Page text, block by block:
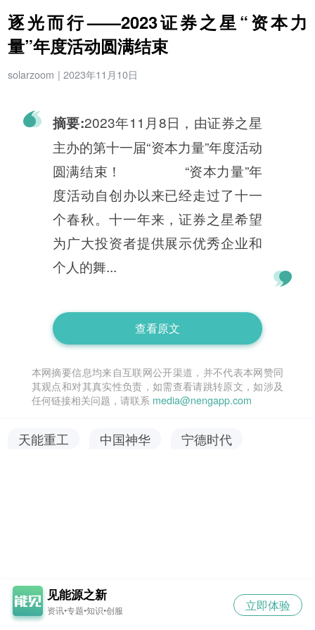
逐光而行——2023证券之星“资本力
量”年度活动圆满结束
solarzoom | 2023年11月10日
摘要:2023年11月8日，由证券之星
主办的第十一届“资本力量”年度活动
圆满结束！ “资本力量”年
度活动自创办以来已经走过了十一
个春秋。十一年来，证券之星希望
为广大投资者提供展示优秀企业和
个人的舞...
查看原文
本网摘要信息均来自互联网公开渠道，并不代表本网赞同
其观点和对其真实性负责，如需查看请跳转原文，如涉及
任何链接相关问题，请联系 media@nengapp.com
天能重工 中国神华 宁德时代
见能源之新
资讯•专题•知识•创服 立即体验